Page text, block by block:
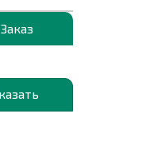
Заказ